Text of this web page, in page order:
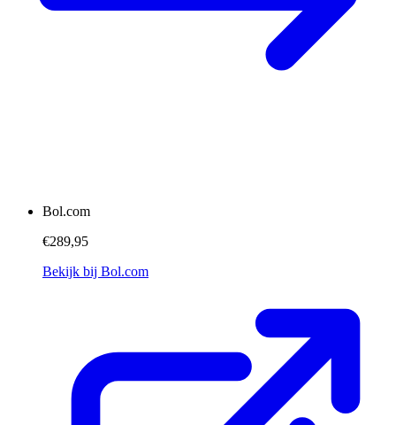
Bol.com
€289,95
Bekijk bij Bol.com